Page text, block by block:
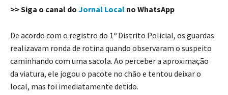
>> Siga o canal do Jornal Local no WhatsApp
De acordo com o registro do 1º Distrito Policial, os guardas
realizavam ronda de rotina quando observaram o suspeito
caminhando com uma sacola. Ao perceber a aproximação
da viatura, ele jogou o pacote no chão e tentou deixar o
local, mas foi imediatamente detido.